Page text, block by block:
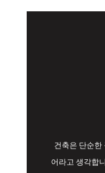
건축은 단순한
어라고 생각합